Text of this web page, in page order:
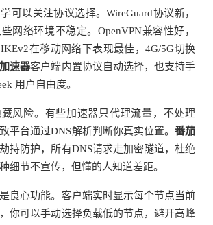
可以关注协议选择。WireGuard协议新，
网络环境不稳定。OpenVPN兼容性好，
在移动网络下表现最佳，4G/5G切换
速器客户端内置协议自动选择，也支持手
用户自由度。
风险。有些加速器只代理流量，不处理
平台通过DNS解析判断你真实位置。 番茄
持防护，所有DNS请求走加密隧道，杜绝
细节不宣传，但懂的人知道差距。
良心功能。客户端实时显示每个节点当前
你可以手动选择负载低的节点，避开高峰